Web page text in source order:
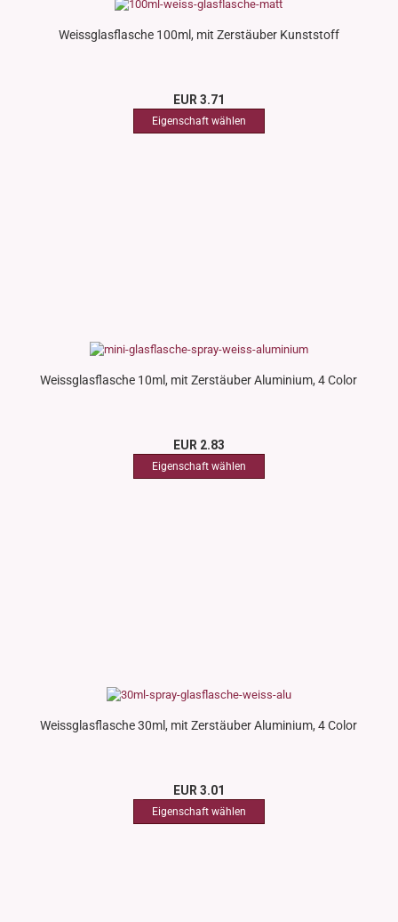
Weissglasflasche 100ml, mit Zerstäuber Kunststoff
EUR 3.71
Weissglasflasche 10ml, mit Zerstäuber Aluminium, 4 Color
EUR 2.83
Weissglasflasche 30ml, mit Zerstäuber Aluminium, 4 Color
EUR 3.01